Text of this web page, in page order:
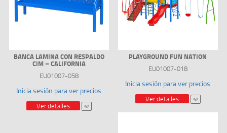
BANCA LAMINA CON RESPALDO
CIM – CALIFORNIA
EU01007-058
Inicia sesión para ver precios
Ver detalles
PLAYGROUND FUN NATION
EU01007-018
Inicia sesión para ver precios
Ver detalles